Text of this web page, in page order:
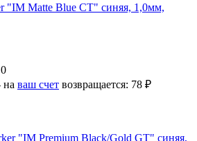
"IM Matte Blue CT" синяя, 1,0мм,
0
на ваш счет возвращается: 78 ₽